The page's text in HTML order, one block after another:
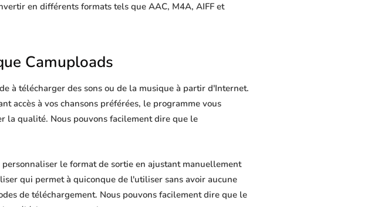
en différents formats tels que AAC, M4A, AIFF et
Camuploads
à télécharger des sons ou de la musique à partir d'Internet.
accès à vos chansons préférées, le programme vous
la qualité. Nous pouvons facilement dire que le
le format de sortie en ajustant manuellement
qui permet à quiconque de l'utiliser sans avoir aucune
de téléchargement. Nous pouvons facilement dire que le